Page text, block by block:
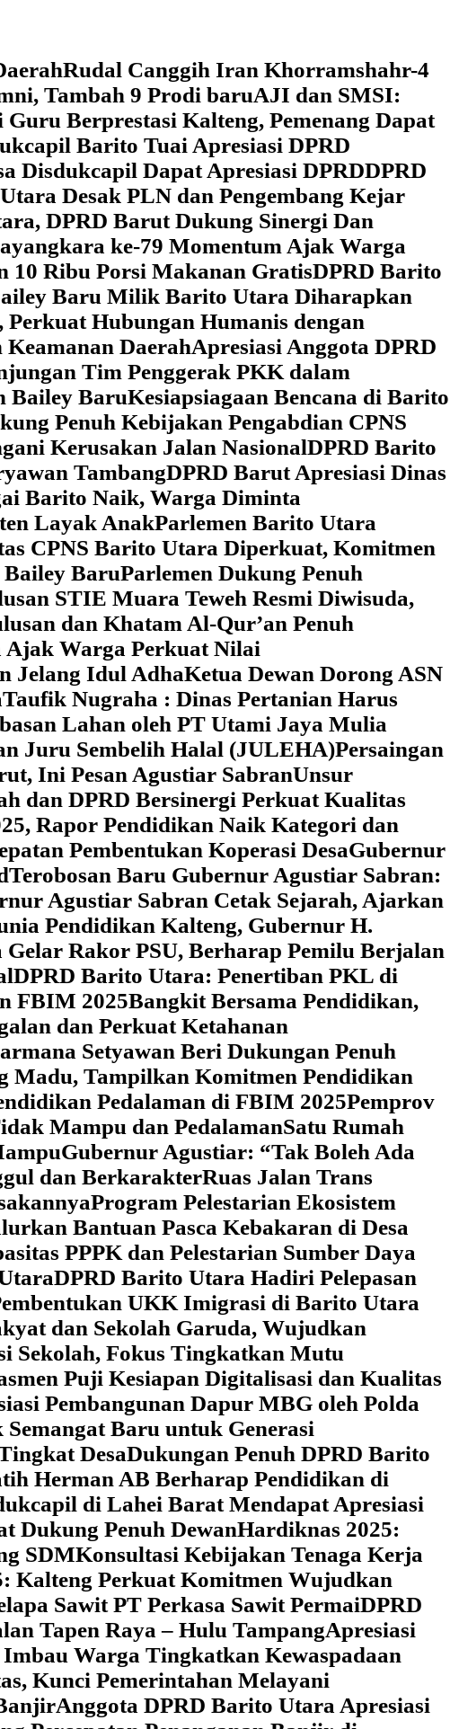
Rudal Canggih Iran Khorramshahr-4
Tambah 9 Prodi baruAJI dan SMSI:
Berprestasi Kalteng, Pemenang Dapat
Barito Tuai Apresiasi DPRD
Disdukcapil Dapat Apresiasi DPRDDPRD
Desak PLN dan Pengembang Kejar
DPRD Barut Dukung Sinergi Dan
ke-79 Momentum Ajak Warga
10 Ribu Porsi Makanan GratisDPRD Barito
Baru Milik Barito Utara Diharapkan
Hubungan Humanis dengan
DaerahApresiasi Anggota DPRD
Tim Penggerak PKK dalam
Bailey BaruKesiapsiagaan Bencana di Barito
Penuh Kebijakan Pengabdian CPNS
Kerusakan Jalan NasionalDPRD Barito
TambangDPRD Barut Apresiasi Dinas
Barito Naik, Warga Diminta
Layak AnakParlemen Barito Utara
CPNS Barito Utara Diperkuat, Komitmen
Bailey BaruParlemen Dukung Penuh
STIE Muara Teweh Resmi Diwisuda,
dan Khatam Al-Qur’an Penuh
Ajak Warga Perkuat Nilai
Jelang Idul AdhaKetua Dewan Dorong ASN
Taufik Nugraha : Dinas Pertanian Harus
Lahan oleh PT Utami Jaya Mulia
Juru Sembelih Halal (JULEHA)Persaingan
Ini Pesan Agustiar SabranUnsur
dan DPRD Bersinergi Perkuat Kualitas
Rapor Pendidikan Naik Kategori dan
Pembentukan Koperasi Desa‎Gubernur
‎Terobosan Baru Gubernur Agustiar Sabran:
Agustiar Sabran Cetak Sejarah, Ajarkan
Pendidikan Kalteng, Gubernur H.
Rakor PSU, Berharap Pemilu Berjalan
DPRD Barito Utara: Penertiban PKL di
FBIM 2025‎Bangkit Bersama Pendidikan,
dan Perkuat Ketahanan
Setyawan Beri Dukungan Penuh
Madu, Tampilkan Komitmen Pendidikan
Pedalaman di FBIM 2025‎Pemprov
Mampu dan Pedalaman‎Satu Rumah
‎Gubernur Agustiar: “Tak Boleh Ada
dan BerkarakterRuas Jalan Trans
Program Pelestarian Ekosistem
Bantuan Pasca Kebakaran di Desa
PPPK dan Pelestarian Sumber Daya
DPRD Barito Utara Hadiri Pelepasan
UKK Imigrasi di Barito Utara
dan Sekolah Garuda, Wujudkan
Sekolah, Fokus Tingkatkan Mutu
Puji Kesiapan Digitalisasi dan Kualitas
Pembangunan Dapur MBG oleh Polda
Baru untuk Generasi
DesaDukungan Penuh DPRD Barito
Herman AB Berharap Pendidikan di
di Lahei Barat Mendapat Apresiasi
Dukung Penuh DewanHardiknas 2025:
SDMKonsultasi Kebijakan Tenaga Kerja
Kalteng Perkuat Komitmen Wujudkan
Sawit PT Perkasa Sawit PermaiDPRD
Tapen Raya – Hulu TampangApresiasi
Warga Tingkatkan Kewaspadaan
Kunci Pemerintahan Melayani
Anggota DPRD Barito Utara Apresiasi